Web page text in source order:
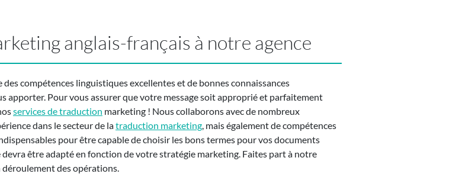
anglais-français à notre agence
compétences linguistiques excellentes et de bonnes connaissances
apporter. Pour vous assurer que votre message soit approprié et parfaitement
services de traduction marketing ! Nous collaborons avec de nombreux
dans le secteur de latraduction marketing , mais également de compétences
pour être capable de choisir les bons termes pour vos documents
être adapté en fonction de votre stratégie marketing. Faites part à notre
des opérations.